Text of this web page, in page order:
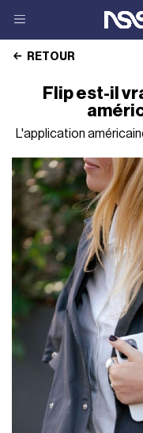
RETOUR
Flip est-il
L'application